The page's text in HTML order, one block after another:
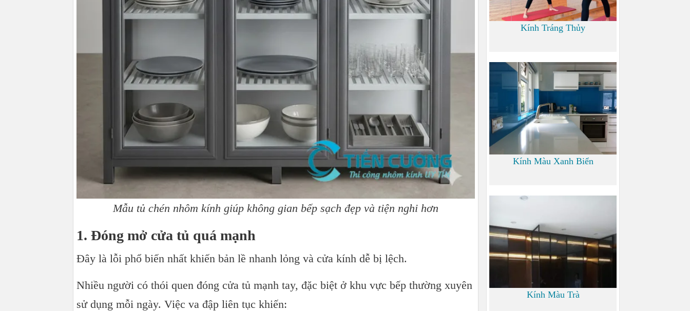
Mẫu tủ chén nhôm kính giúp không gian bếp sạch đẹp và tiện nghi hơn
1. Đóng mở cửa tủ quá mạnh
Đây là lỗi phổ biến nhất khiến bản lề nhanh lỏng và cửa kính dễ bị lệch.
Nhiều người có thói quen đóng cửa tủ mạnh tay, đặc biệt ở khu vực bếp thường xuyên
sử dụng mỗi ngày. Việc va đập liên tục khiến:
Kính Tráng Thủy
Kính Màu Xanh Biển
Kính Màu Trà